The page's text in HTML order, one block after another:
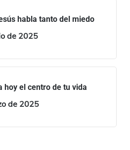
habla tanto del miedo
de 2025
hoy el centro de tu vida
de 2025